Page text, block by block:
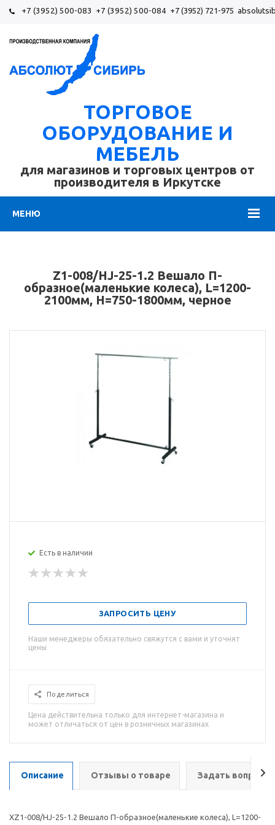
+7 (3952) 500-083 +7 (3952) 500-084 +7 (3952) 721-975
МЕНЮ
ТОРГОВОЕ
ОБОРУДОВАНИЕ И
МЕБЕЛЬ
для магазинов и торговых центров от
производителя в Иркутске
Z1-008/HJ-25-1.2 Вешало П-
образное(маленькие колеса), L=1200-
2100мм, H=750-1800мм, черное
Есть в наличии
ЗАПРОСИТЬ ЦЕНУ
Наши менеджеры обязательно свяжутся с вами и уточнят
цены
Поделиться
Цена действительна только для интернет-магазина и
может отличаться от цен в розничных магазинах
Описание Отзывы о товаре Задать вопрос
ХZ1-008/HJ-25-1.2 Вешало П-образное(маленькие колеса), L=1200-